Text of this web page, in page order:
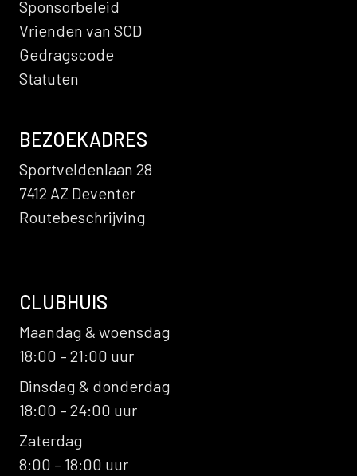
Sponsorbeleid
Vrienden van SCD
Gedragscode
Statuten
BEZOEKADRES
Sportveldenlaan 28
7412 AZ Deventer
Routebeschrijving
CLUBHUIS
Maandag & woensdag
18:00 – 21:00 uur
Dinsdag & donderdag
18:00 – 24:00 uur
Zaterdag
8:00 – 18:00 uur